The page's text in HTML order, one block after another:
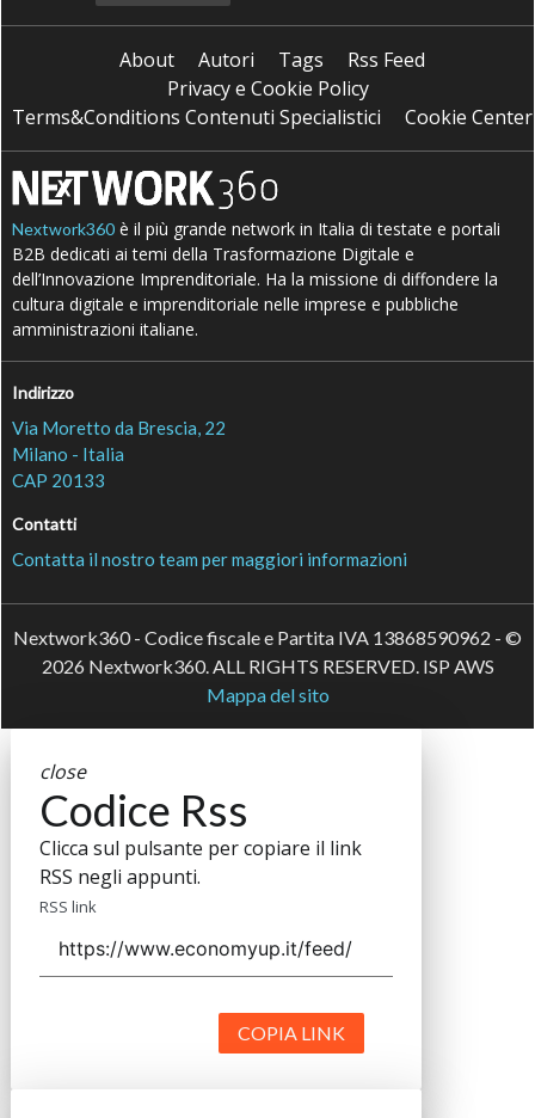
About Autori Tags
Rss Feed
Privacy e Cookie Policy
Terms&Conditions Contenuti Specialistici
Cookie Center
Nextwork360 è il più grande network in Italia di testate e portali
B2B dedicati ai temi della Trasformazione Digitale e
dell’Innovazione Imprenditoriale. Ha la missione di diffondere la
cultura digitale e imprenditoriale nelle imprese e pubbliche
amministrazioni italiane.
Indirizzo
Via Moretto da Brescia, 22
Milano - Italia
CAP 20133
Contatti
Contatta il nostro team per maggiori informazioni
Nextwork360 - Codice fiscale e Partita IVA 13868590962 - ©
2026 Nextwork360. ALL RIGHTS RESERVED. ISP AWS
Mappa del sito
close
Codice Rss
Clicca sul pulsante per copiare il link
RSS negli appunti.
RSS link
COPIA LINK